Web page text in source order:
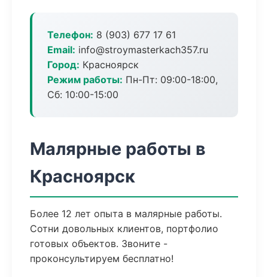
Телефон: 8 (903) 677 17 61
Email: info@stroymasterkach357.ru
Город: Красноярск
Режим работы: Пн-Пт: 09:00-18:00,
Сб: 10:00-15:00
Малярные работы в
Красноярск
Более 12 лет опыта в малярные работы.
Сотни довольных клиентов, портфолио
готовых объектов. Звоните -
проконсультируем бесплатно!